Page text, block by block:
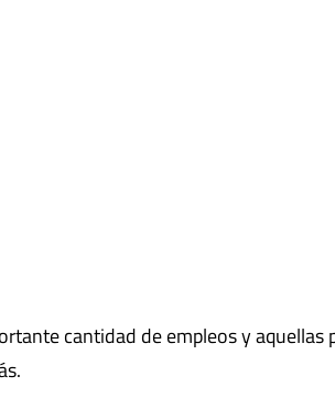
cantidad de empleos y aquellas